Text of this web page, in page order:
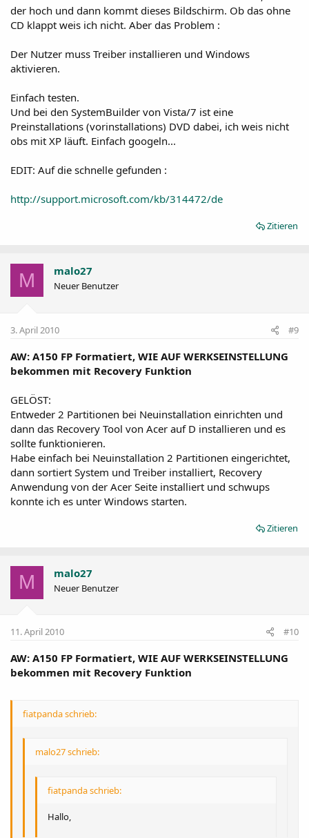
der hoch und dann kommt dieses Bildschirm. Ob das ohne
CD klappt weis ich nicht. Aber das Problem :
Der Nutzer muss Treiber installieren und Windows
aktivieren.
Einfach testen.
Und bei den SystemBuilder von Vista/7 ist eine
Preinstallations (vorinstallations) DVD dabei, ich weis nicht
obs mit XP läuft. Einfach googeln...
EDIT: Auf die schnelle gefunden :
http://support.microsoft.com/kb/314472/de
Zitieren
M malo27
Neuer Benutzer
3. April 2010 #9
AW: A150 FP Formatiert, WIE AUF WERKSEINSTELLUNG
bekommen mit Recovery Funktion
GELÖST:
Entweder 2 Partitionen bei Neuinstallation einrichten und
dann das Recovery Tool von Acer auf D installieren und es
sollte funktionieren.
Habe einfach bei Neuinstallation 2 Partitionen eingerichtet,
dann sortiert System und Treiber installiert, Recovery
Anwendung von der Acer Seite installiert und schwups
konnte ich es unter Windows starten.
Zitieren
M malo27
Neuer Benutzer
11. April 2010 #10
AW: A150 FP Formatiert, WIE AUF WERKSEINSTELLUNG
bekommen mit Recovery Funktion
fiatpanda schrieb:
malo27 schrieb:
fiatpanda schrieb:
Hallo,